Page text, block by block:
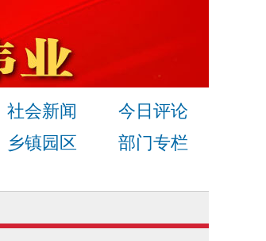
社会新闻
今日评论
乡镇园区 部门专栏